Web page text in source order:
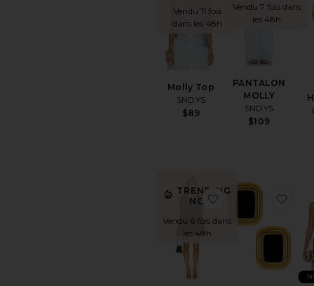
Vendu 11 fois
dans les 48h
Molly Top
SNDYS
$89
Vendu 7 fois dans
les 48h
PANTALON
MOLLY
SNDYS
$109
TRENDING
NOW!
Vendu 6 fois dans
les 48h
ajouter aux